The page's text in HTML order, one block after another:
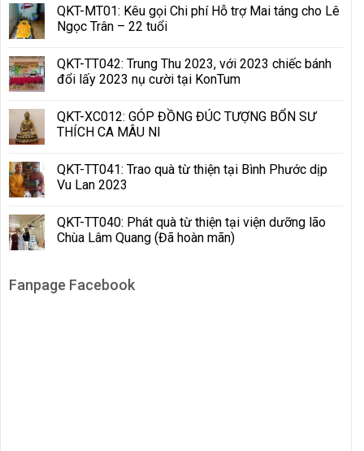
QKT-MT01: Kêu gọi Chi phí Hỗ trợ Mai táng cho Lê
Ngọc Trân – 22 tuổi
QKT-TT042: Trung Thu 2023, với 2023 chiếc bánh
đổi lấy 2023 nụ cười tại KonTum
QKT-XC012: GÓP ĐỒNG ĐÚC TƯỢNG BỔN SƯ
THÍCH CA MÂU NI
QKT-TT041: Trao quà từ thiện tại Bình Phước dịp
Vu Lan 2023
QKT-TT040: Phát quà từ thiện tại viện dưỡng lão
Chùa Lâm Quang (Đã hoàn mãn)
Fanpage Facebook